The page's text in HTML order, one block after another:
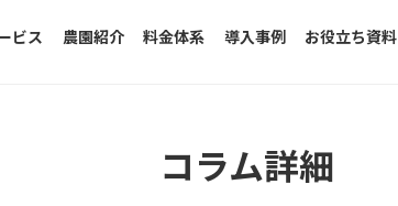
ビス 農園紹介 料金体系 導入事例 お役立ち資料
コラム詳細